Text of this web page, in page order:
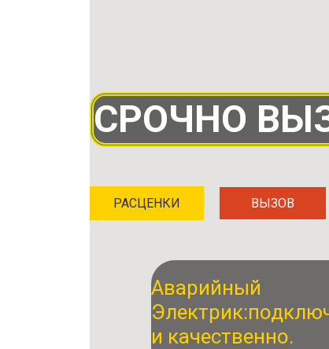
СРОЧНО
РАСЦЕНКИ ВЫЗОВ
Аварийный
Электрик:
и качественно.